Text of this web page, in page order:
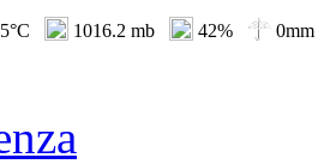
1016.2 mb 42% 0mm